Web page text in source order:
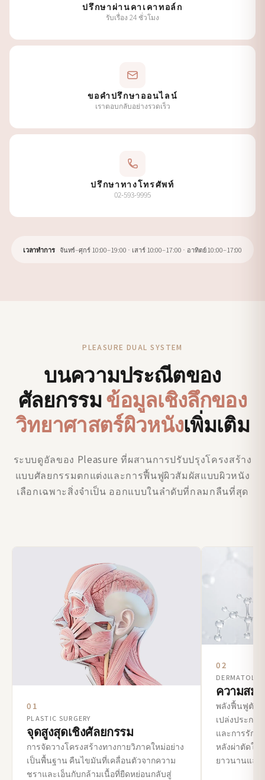
ปรึกษาผ่านคาเคาทอล์ก
รับเรื่อง 24 ชั่วโมง
ขอคำปรึกษาออนไลน์
เราตอบกลับอย่างรวดเร็ว
ปรึกษาทางโทรศัพท์
02-593-9995
เวลาทำการ จันทร์–ศุกร์ 10:00–19:00 · เสาร์ 10:00–17:00 · อาทิตย์ 10:00–17:00
PLEASURE DUAL SYSTEM
บนความประณีตของ
ศัลยกรรม ข้อมูลเชิงลึกของ
วิทยาศาสตร์ผิวหนังเพิ่มเติม
ระบบดูอัลของ Pleasure ที่ผสานการปรับปรุงโครงสร้าง
แบบศัลยกรรมตกแต่งและการฟื้นฟูผิวสัมผัสแบบผิวหนัง
เลือกเฉพาะสิ่งจำเป็น ออกแบบในลำดับที่กลมกลืนที่สุด
01
PLASTIC SURGERY
จุดสูงสุดเชิงศัลยกรรม
การจัดวางโครงสร้างทางกายวิภาคใหม่อย่าง
เป็นพื้นฐาน คืนไขมันที่เคลื่อนตัวจากความ
ชราและเอ็นกับกล้ามเนื้อที่ยืดหย่อนกลับสู่
02
ความสม
พลังฟื้นฟูตัวเ
เปล่งประกา
และการรักษ
หลังผ่าตัดให้
ยาวนานและ